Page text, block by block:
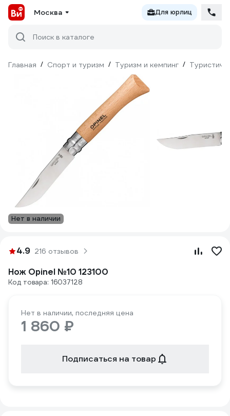
Москва Для юрлиц
Поиск в каталоге
Главная / Спорт и туризм / Туризм и кемпинг /
Нет в наличии
4.9 216 отзывов
Нож Opinel №10 123100
Код товара: 16037128
Нет в наличии, последняя цена
1 860 ₽
Подписаться на товар